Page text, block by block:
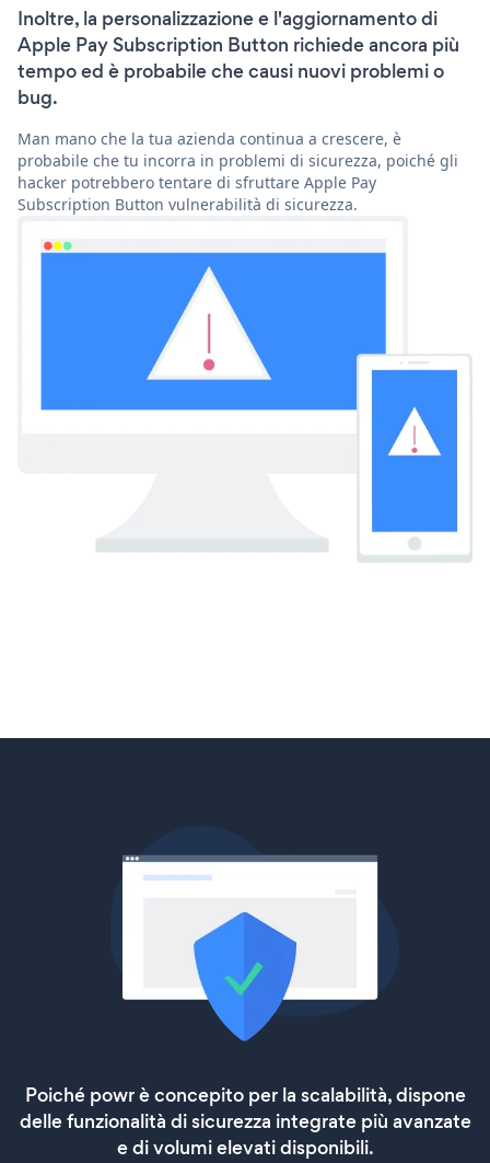
Inoltre, la personalizzazione e l'aggiornamento di
Apple Pay Subscription Button richiede ancora più
tempo ed è probabile che causi nuovi problemi o
bug.
Man mano che la tua azienda continua a crescere, è
probabile che tu incorra in problemi di sicurezza, poiché gli
hacker potrebbero tentare di sfruttare Apple Pay
Subscription Button vulnerabilità di sicurezza.
Poiché powr è concepito per la scalabilità, dispone
delle funzionalità di sicurezza integrate più avanzate
e di volumi elevati disponibili.